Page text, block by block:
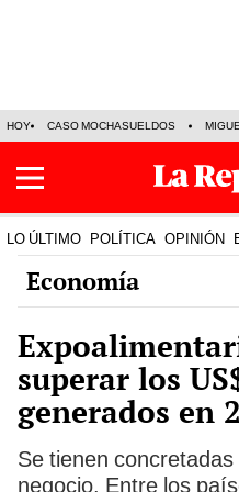
HOY CASO MOCHASUELDOS
LO ÚLTIMO POLÍTICA OPINIÓN
Economía
superar los
generados en
Se tienen
negocio. Entre los